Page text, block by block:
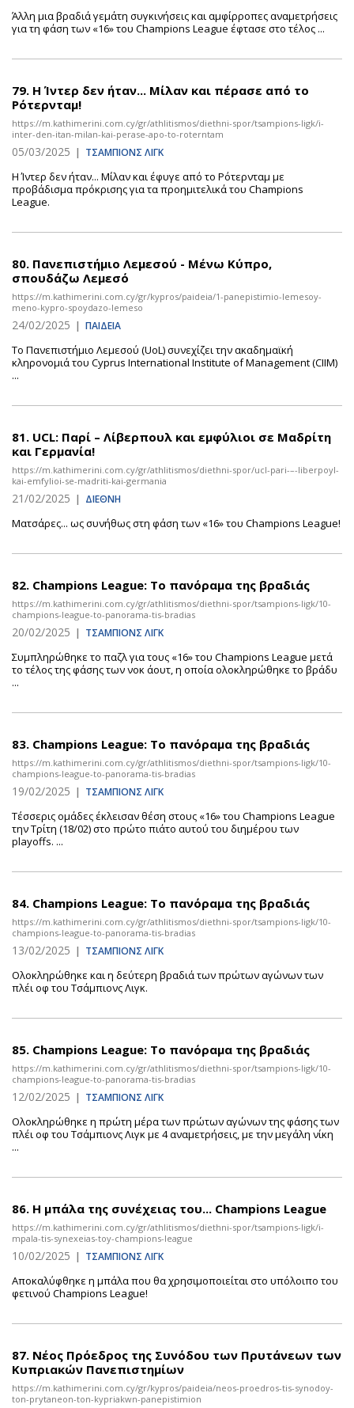
Άλλη μια βραδιά γεμάτη συγκινήσεις και αμφίρροπες αναμετρήσεις
για τη φάση των «16» του Champions League έφτασε στο τέλος ...
79. Η Ίντερ δεν ήταν... Μίλαν και πέρασε από το
Ρότερνταμ!
https://m.kathimerini.com.cy/gr/athlitismos/diethni-spor/tsampions-ligk/i-
inter-den-itan-milan-kai-perase-apo-to-roterntam
05/03/2025 | ΤΣΑΜΠΙΟΝΣ ΛΙΓΚ
Η Ίντερ δεν ήταν... Μίλαν και έφυγε από το Ρότερνταμ με
προβάδισμα πρόκρισης για τα προημιτελικά του Champions
League.
80. Πανεπιστήμιο Λεμεσού - Μένω Κύπρο,
σπουδάζω Λεμεσό
https://m.kathimerini.com.cy/gr/kypros/paideia/1-panepistimio-lemesoy-
meno-kypro-spoydazo-lemeso
24/02/2025 | ΠΑΙΔΕΙΑ
Το Πανεπιστήμιο Λεμεσού (UoL) συνεχίζει την ακαδημαϊκή
κληρονομιά του Cyprus International Institute of Management (CIIM)
...
81. UCL: Παρί – Λίβερπουλ και εμφύλιοι σε Μαδρίτη
και Γερμανία!
https://m.kathimerini.com.cy/gr/athlitismos/diethni-spor/ucl-pari-–-liberpoyl-
kai-emfylioi-se-madriti-kai-germania
21/02/2025 | ΔΙΕΘΝΗ
Ματσάρες... ως συνήθως στη φάση των «16» του Champions League!
82. Champions League: Το πανόραμα της βραδιάς
https://m.kathimerini.com.cy/gr/athlitismos/diethni-spor/tsampions-ligk/10-
champions-league-to-panorama-tis-bradias
20/02/2025 | ΤΣΑΜΠΙΟΝΣ ΛΙΓΚ
Συμπληρώθηκε το παζλ για τους «16» του Champions League μετά
το τέλος της φάσης των νοκ άουτ, η οποία ολοκληρώθηκε το βράδυ
...
83. Champions League: Το πανόραμα της βραδιάς
https://m.kathimerini.com.cy/gr/athlitismos/diethni-spor/tsampions-ligk/10-
champions-league-to-panorama-tis-bradias
19/02/2025 | ΤΣΑΜΠΙΟΝΣ ΛΙΓΚ
Τέσσερις ομάδες έκλεισαν θέση στους «16» του Champions League
την Τρίτη (18/02) στο πρώτο πιάτο αυτού του διημέρου των
playoffs. ...
84. Champions League: Το πανόραμα της βραδιάς
https://m.kathimerini.com.cy/gr/athlitismos/diethni-spor/tsampions-ligk/10-
champions-league-to-panorama-tis-bradias
13/02/2025 | ΤΣΑΜΠΙΟΝΣ ΛΙΓΚ
Ολοκληρώθηκε και η δεύτερη βραδιά των πρώτων αγώνων των
πλέι οφ του Τσάμπιονς Λιγκ.
85. Champions League: Το πανόραμα της βραδιάς
https://m.kathimerini.com.cy/gr/athlitismos/diethni-spor/tsampions-ligk/10-
champions-league-to-panorama-tis-bradias
12/02/2025 | ΤΣΑΜΠΙΟΝΣ ΛΙΓΚ
Ολοκληρώθηκε η πρώτη μέρα των πρώτων αγώνων της φάσης των
πλέι οφ του Τσάμπιονς Λιγκ με 4 αναμετρήσεις, με την μεγάλη νίκη
...
86. Η μπάλα της συνέχειας του... Champions League
https://m.kathimerini.com.cy/gr/athlitismos/diethni-spor/tsampions-ligk/i-
mpala-tis-synexeias-toy-champions-league
10/02/2025 | ΤΣΑΜΠΙΟΝΣ ΛΙΓΚ
Αποκαλύφθηκε η μπάλα που θα χρησιμοποιείται στο υπόλοιπο του
φετινού Champions League!
87. Νέος Πρόεδρος της Συνόδου των Πρυτάνεων των
Κυπριακών Πανεπιστημίων
https://m.kathimerini.com.cy/gr/kypros/paideia/neos-proedros-tis-synodoy-
ton-prytaneon-ton-kypriakwn-panepistimion